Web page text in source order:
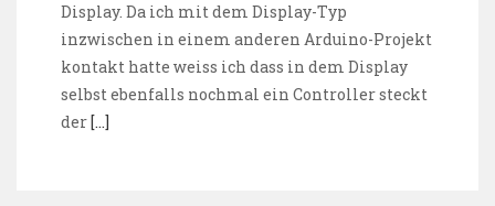
Display. Da ich mit dem Display-Typ
inzwischen in einem anderen Arduino-Projekt
kontakt hatte weiss ich dass in dem Display
selbst ebenfalls nochmal ein Controller steckt
der[…]